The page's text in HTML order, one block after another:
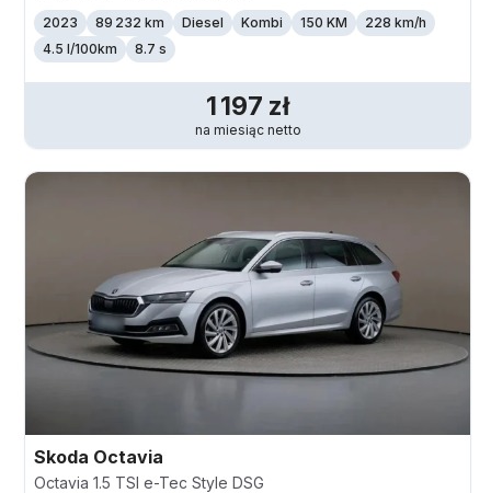
2023 89 232 km Diesel Kombi 150 KM 228 km/h
4.5 l/100km
8.7 s
1 197 zł
na miesiąc netto
Skoda Octavia
Octavia 1.5 TSI e-Tec Style DSG